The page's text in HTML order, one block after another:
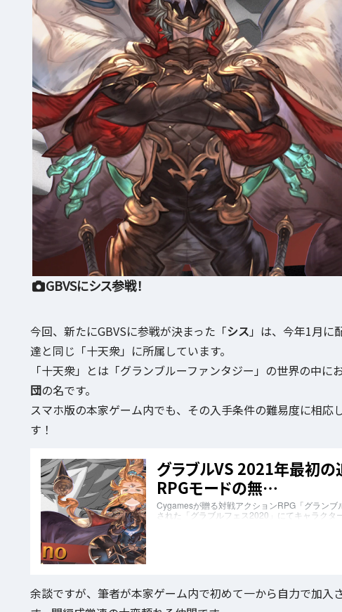
GBVSにシス参戦！
今回、新たにGBVSに参戦が決まった「シス 」は、今年1月に
達と同じ「十天衆」に所属しています。
「十天衆」とは「グランブルーファンタジー」の世界の中
団の名です。
スマホ版の本家ゲーム内でも、その入手条件の難易度に相応
す！
余談ですが、筆者が本家ゲーム内で初めて一から自力で加入